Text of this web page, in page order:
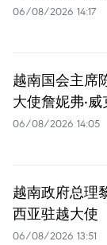
06/08/2026 14:17
越南国会主席
大使詹妮弗·
06/08/2026 14:05
越南政府总理
西亚驻越大使
06/08/2026 13:51